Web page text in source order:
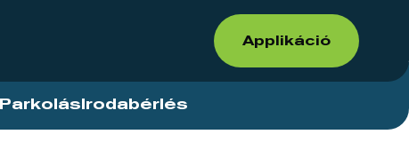
Applikáció
Parkolás Irodabérlés